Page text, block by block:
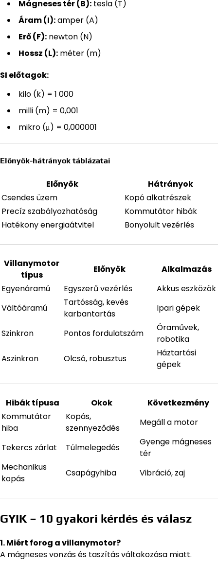
Mágneses tér (B): tesla (T)
Áram (I):amper (A)
Erő (F): newton (N)
Hossz (L): méter (m)
SI előtagok:
kilo (k) = 1 000
milli (m) = 0,001
mikro (μ) = 0,000001
Előnyök-hátrányok táblázatai
Előnyök
Hátrányok
Csendes üzem
Kopó alkatrészek
Precíz szabályozhatóság
Kommutátor hibák
Hatékony energiaátvitel
Bonyolult vezérlés
Villanymotor
típus
Előnyök
Alkalmazás
Egyenáramú
Egyszerű vezérlés
Akkus eszközök
Váltóáramú
Tartósság, kevés
karbantartás
Ipari gépek
Szinkron Pontos fordulatszám
Óraművek,
robotika
Aszinkron
Olcsó, robusztus
Háztartási
gépek
Hibák típusa Okok
Következmény
Kommutátor
hiba
Kopás,
szennyeződés
Megáll a motor
Tekercs zárlat Túlmelegedés
Gyenge mágneses
tér
Mechanikus
kopás
Csapágyhiba Vibráció, zaj
GYIK – 10 gyakori kérdés és válasz
1. Miért forog a villanymotor?
A mágneses vonzás és taszítás váltakozása miatt.